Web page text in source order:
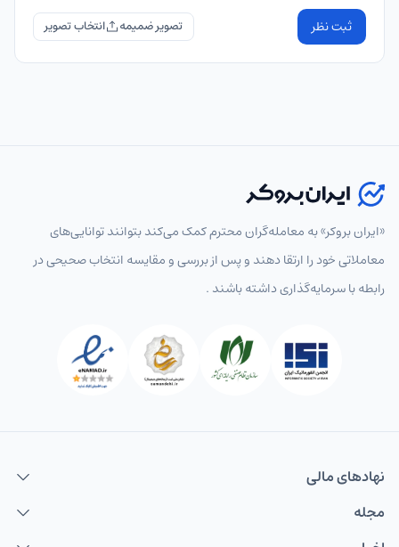
ثبت نظر تصویر ضمیمه
«ایران بروکر» به معامله‌گران محترم کمک می‌کند بتوانند توانایی‌های
معاملاتی خود را ارتقا دهند و پس از بررسی و مقایسه انتخاب‌ صحیحی در
رابطه با سرمایه‌گذاری داشته باشند .
نهاد‌های مالی
مجله